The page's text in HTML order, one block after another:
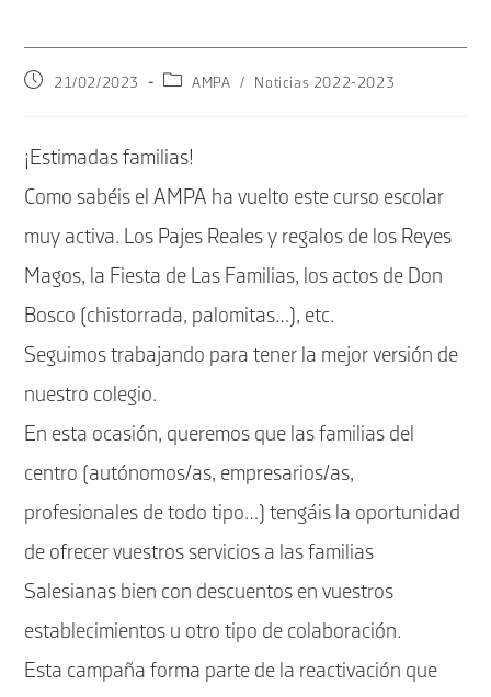
Publicación
21/02/2023
Categoría
AMPA / Noticias 2022-2023
¡Estimadas familias!
Como sabéis el AMPA ha vuelto este curso escolar
muy activa. Los Pajes Reales y regalos de los Reyes
Magos, la Fiesta de Las Familias, los actos de Don
Bosco (chistorrada, palomitas…), etc.
Seguimos trabajando para tener la mejor versión de
nuestro colegio.
En esta ocasión, queremos que las familias del
centro (autónomos/as, empresarios/as,
profesionales de todo tipo…) tengáis la oportunidad
de ofrecer vuestros servicios a las familias
Salesianas bien con descuentos en vuestros
establecimientos u otro tipo de colaboración.
Esta campaña forma parte de la reactivación que